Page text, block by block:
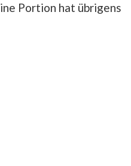
Portion hat übrigens